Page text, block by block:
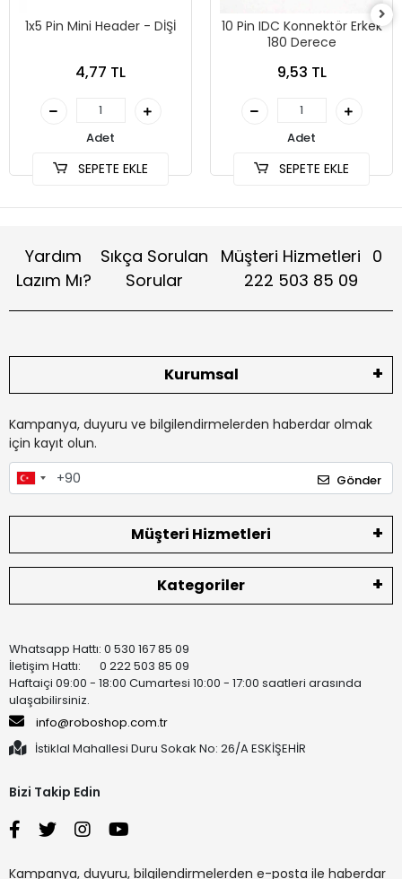
1x5 Pin Mini Header - DİŞİ
4,77 TL
Adet
SEPETE EKLE
10 Pin IDC Konnektör Erkek
180 Derece
9,53 TL
Adet
SEPETE EKLE
Yardım
Lazım Mı?
Sıkça Sorulan
Sorular
Müşteri Hizmetleri 0
222 503 85 09
Kurumsal
Kampanya, duyuru ve bilgilendirmelerden haberdar olmak
için kayıt olun.
Gönder
Müşteri Hizmetleri
Kategoriler
Whatsapp Hattı: 0 530 167 85 09
İletişim Hattı: 0 222 503 85 09
Haftaiçi 09:00 - 18:00 Cumartesi 10:00 - 17:00 saatleri arasında
ulaşabilirsiniz.
info@roboshop.com.tr
İstiklal Mahallesi Duru Sokak No: 26/A ESKİŞEHİR
Bizi Takip Edin
Kampanya, duyuru, bilgilendirmelerden e-posta ile haberdar